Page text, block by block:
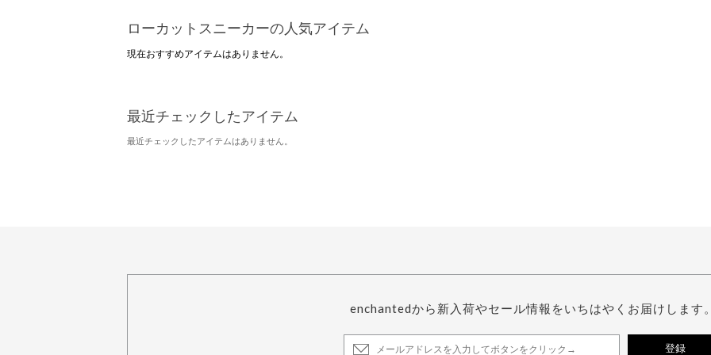
ローカットスニーカーの人気アイテム
現在おすすめアイテムはありません。
最近チェックしたアイテム
最近チェックしたアイテムはありません。
enchantedから新入荷やセール情報をいちはやくお届けします
登録